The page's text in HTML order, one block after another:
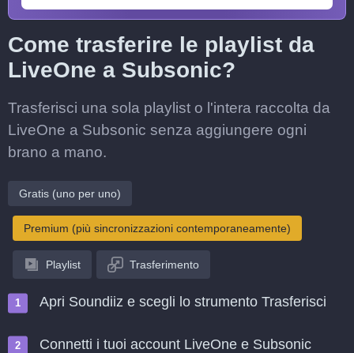
Come trasferire le playlist da
LiveOne a Subsonic?
Trasferisci una sola playlist o l'intera raccolta da
LiveOne a Subsonic senza aggiungere ogni
brano a mano.
Gratis (uno per uno)
Premium (più sincronizzazioni contemporaneamente)
Playlist Trasferimento
Apri Soundiiz e scegli lo strumento Trasferisci
Connetti i tuoi account LiveOne e Subsonic